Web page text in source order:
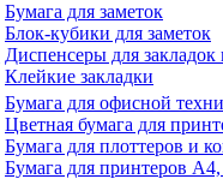
Бумага для заметок
Блок-кубики для заметок
Диспенсеры для закладок
Клейкие закладки
Бумага для офисной
Цветная бумага для
Бумага для плоттеров и
Бумага для принтеров